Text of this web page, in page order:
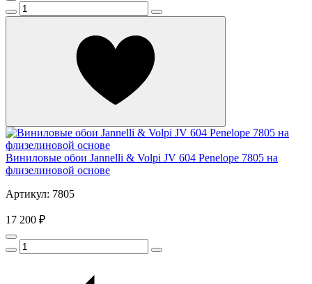
Виниловые обои Jannelli & Volpi JV 604 Penelope 7805 на
флизелиновой основе
Артикул: 7805
17 200 ₽